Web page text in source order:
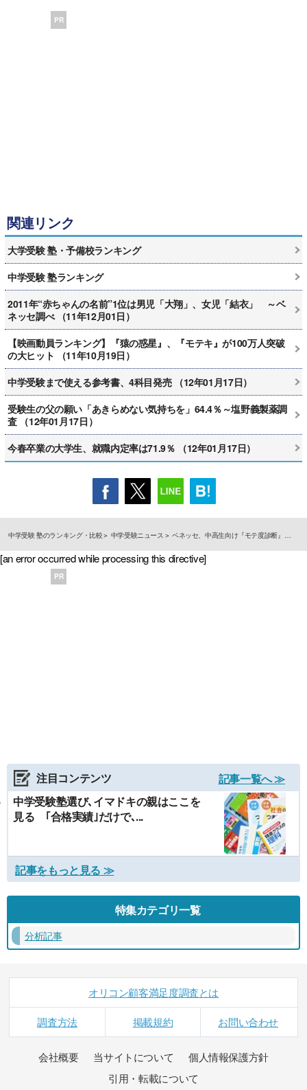
PR
関連リンク
大学受験 塾・予備校ランキング
中学受験 塾ランキング
2011年“赤ちゃんの名前”1位は男児「大翔」、女児「結衣」 ～ベ
ネッセ調べ （11年12月01日）
【映画動員ランキング】『猿の惑星』、『モテキ』が100万人突破
の大ヒット （11年10月19日）
中学受験まで使える参考書、4科目発売 （12年01月17日）
受験生の父の願い「あきらめない気持ちを」64.4％～塩野義製薬調
査 （12年01月17日）
今春卒業の大学生、就職内定率は71.9％ （12年01月17日）
中学受験 塾のランキング・比較 中学受験ニュース ベネッセ、中高生向け『モテ度診断』…
[an error occurred while processing this directive]
PR
注目コンテンツ
記事一覧へ ≫
中学受験塾選び､イマドキの親はここを
見る ｢合格実績｣だけで､...
記事をもっと見る ≫
特集カテゴリ一覧
分析記事
オリコン顧客満足度調査とは
調査方法 掲載規約 お問い合わせ
会社概要 当サイトについて
個人情報保護方針
引用・転載について